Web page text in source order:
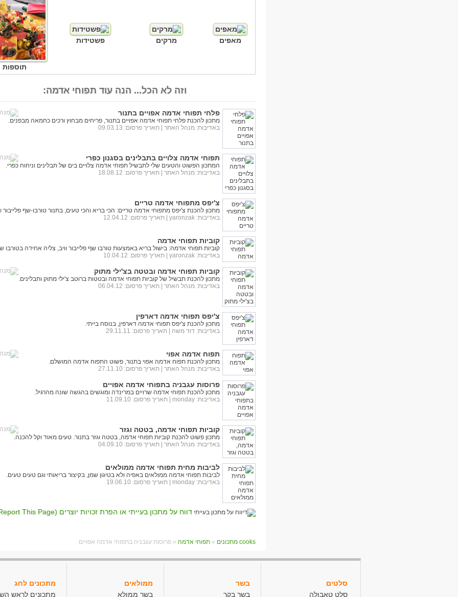
מאפים מרקים פשטידות
תוספות
וזה לא הכל... הנה עוד תפוחי אדמה:
פלחי תפוחי אדמה אפויים בתנור
מתכון להכנת פלחי תפוחי אדמה אפויים בתנור, פריחים מבחוץ ורכים כחמאה מבפנים.
באדיבות: מנהל האתר | תאריך פרסום: 09.03.13
תפוחי אדמה צלויים בתבלינים בסגנון כפרי
המתכון הפשוט והטעים שלי לתבשיל תפוחי אדמה צלויים בים של תבלינים וניחוח כפרי.
באדיבות: מנהל האתר | תאריך פרסום: 18.08.12
צ'יפס מתפוחי אדמה טריים
מתכון להכנת צ'יפס מתפוחי אדמה טריים: הכי בריא והכי טעים, בתנור טורבו-שף פלייבור
באדיבות: yaronzak | תאריך פרסום: 12.04.12
קוביות תפוחי אדמה
קוביות תפוחי אדמה: בישול בריא באמצעות טורבו שף פלייבור וויב, צליה אחידה בטורבו
באדיבות: yaronzak | תאריך פרסום: 10.04.12
קוביות תפוחי אדמה ובטטה בצ'ילי מתוק
מתכון להכנת תבשיל של קוביות תפוחי אדמה ובטטות ברוטב צ'ילי מתוק ותבלינים.
באדיבות: מנהל האתר | תאריך פרסום: 06.04.12
צ'יפס תפוחי אדמה דארפין
מתכון להכנת צ'יפס תפוחי אדמה דארפין, בנוסח בייתי.
באדיבות: דוד משה | תאריך פרסום: 29.11.11
תפוח אדמה אפוי
מתכון להכנת תפוח אדמה אפוי בתנור, פשוט התפוח אדמה המושלם.
באדיבות: מנהל האתר | תאריך פרסום: 27.11.10
פרוסות עגבניה בתפוחי אדמה אפויים
מתכון להכנת תפוחי אדמה שרויים במרינדה ומוגשים בהגשה שונה מהרגיל.
באדיבות: monday | תאריך פרסום: 11.09.10
קוביות תפוחי אדמה, בטטה וגזר
מתכון פשוט להכנת קוביות תפוחי אדמה, בטטה וגזר בתנור. טעים מאוד וקל להכנה.
באדיבות: מנהל האתר | תאריך פרסום: 04.09.10
לביבות מחית תפוחי אדמה ממולאים
לביבות תפוחי אדמה ממולאים באפיה ולא בטיגון שמן, בקיצור בריאותי וגם טעים טעים.
באדיבות: monday | תאריך פרסום: 19.06.10
דווח על מתכון בעייתי או הפרת זכויות יוצרים (Report This Page)
cooks מתכונים » תפוחי אדמה » פרוסות עגבניה בתפוחי אדמה אפויים
סלטים
סלט טאבולה
בשר
בשר בקר
ממולאים
בשר ממולא
מתכונים לחג
מתכונים לראש